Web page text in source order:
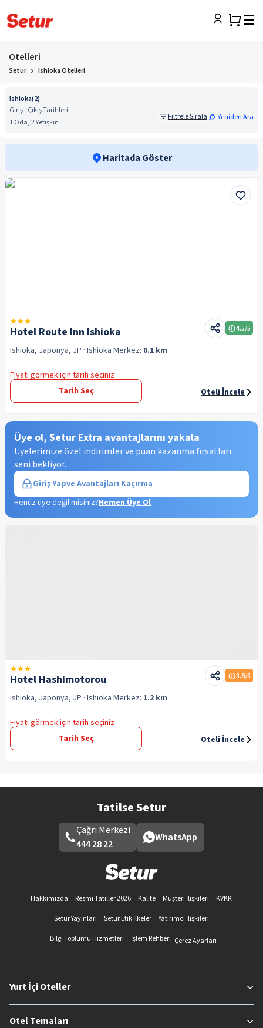
Otelleri
Setur Ishioka Otelleri
Ishioka(2)
Giriş - Çıkış Tarihleri
1 Oda, 2 Yetişkin
Filtrele Sırala Yeniden Ara
Haritada Göster
Hotel Route Inn Ishioka 4.5/5
Ishioka, Japonya, JP · Ishioka Merkez: 0.1 km
Fiyatı görmek için tarih seçiniz
Tarih Seç
Oteli İncele
Üye ol, Setur Extra avantajlarını yakala
Üyelerimize özel indirimler ve puan kazanma fırsatları
seni bekliyor.
Giriş Yapve Avantajları Kaçırma
Henüz üye değil misiniz?Hemen Üye Ol
Hotel Hashimotorou 3.8/5
Ishioka, Japonya, JP · Ishioka Merkez: 1.2 km
Fiyatı görmek için tarih seçiniz
Tarih Seç
Oteli İncele
Tatilse Setur
Çağrı Merkezi
444 28 22
WhatsApp
Hakkımızda Resmi Tatiller 2026 Kalite Müşteri İlişkileri
KVKK
Setur Yayınları
Setur Etik İlkeler
Yatırımcı İlişkileri
Bilgi Toplumu Hizmetleri
İşlem Rehberi Çerez Ayarları
Yurt İçi Oteller
Otel Temaları